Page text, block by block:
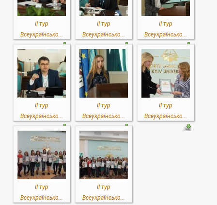
ІІ тур
Всеукраїнсько...
ІІ тур
Всеукраїнсько...
ІІ тур
Всеукраїнсько...
ІІ тур
Всеукраїнсько...
ІІ тур
Всеукраїнсько...
ІІ тур
Всеукраїнсько...
ІІ тур
Всеукраїнсько...
ІІ тур
Всеукраїнсько...